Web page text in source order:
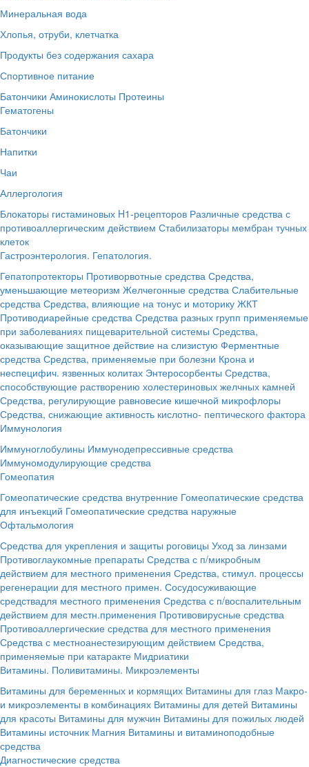
Минеральная вода
Хлопья, отруби, клетчатка
Продукты без содержания сахара
Спортивное питание
Батончики Аминокислоты Протеины
Гематогены
Батончики
Напитки
Чаи
Аллергология
Блокаторы гистаминовых H1-рецепторов Различные средства с
противоаллергическим действием Стабилизаторы мембран тучных
клеток
Гастроэнтерология. Гепатология.
Гепатопротекторы Противорвотные средства Средства,
уменьшающие метеоризм Желчегонные средства Слабительные
средства Средства, влияющие на тонус и моторику ЖКТ
Противодиарейные средства Средства разных групп применяемые
при заболеваниях пищеварительной системы Средства,
оказывающие защитное действие на слизистую Ферментные
средства Средства, применяемые при болезни Крона и
неспецифич. язвенных колитах Энтеросорбенты Средства,
способствующие растворению холестериновых желчных камней
Средства, регулирующие равновесие кишечной микрофлоры
Средства, снижающие активность кислотно- пептического фактора
Иммунология
Иммуноглобулины Иммунодепрессивные средства
Иммуномодулирующие средства
Гомеопатия
Гомеопатические средства внутренние Гомеопатические средства
для инъекций Гомеопатические средства наружные
Офтальмология
Средства для укрепления и защиты роговицы Уход за линзами
Противоглаукомные препараты Средства с п/микробным
действием для местного применения Средства, стимул. процессы
регенерации для местного примен. Сосудосуживающие
средствадля местного применения Средства с п/воспалительным
действием для местн.применения Противовирусные средства
Противоаллергические средства для местного применения
Средства с местноанестезирующим действием Средства,
применяемые при катаракте Мидриатики
Витамины. Поливитамины. Микроэлементы
Витамины для беременных и кормящих Витамины для глаз Макро-
и микроэлементы в комбинациях Витамины для детей Витамины
для красоты Витамины для мужчин Витамины для пожилых людей
Витамины источник Магния Витамины и витаминоподобные
средства
Диагностические средства